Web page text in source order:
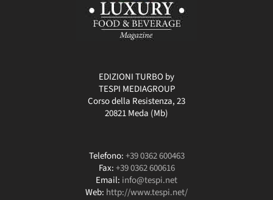
EDIZIONI TURBO by
TESPI MEDIAGROUP
Corso della Resistenza, 23
20821 Meda (Mb)
Telefono:+39 0362 600463
Fax:+39 0362 600616
Email: info@tespi.net
Web: http://www.tespi.net/